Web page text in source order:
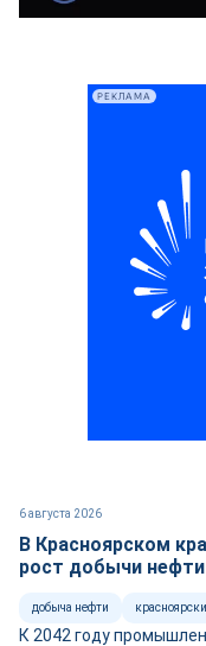
6 августа 2026
В Красноярском
рост добычи нефти
добыча нефти
К 2042 году
РЕКЛАМА